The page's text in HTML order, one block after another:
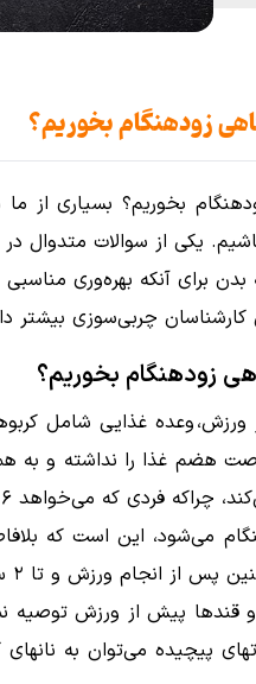
زودهنگام بخوریم؟
بخوریم؟ بسیاری از
از سوالات متدوال در خصوص
بدن برای آنکه بهره‌وری
چربی‌سوزی بیشتر
زودهنگام بخوریم؟
وعده‌ غذایی شامل
هضم غذا را نداشته و به
قدری بیشتر بخوابد و یک ساعت زودتر از خواب بلند نشود!
می‌شود، این است که
یک صبحانه معمولی و مغذی نیز مصرف کرد.
و قندها پیش از ورزش
پیچیده می‌توان به